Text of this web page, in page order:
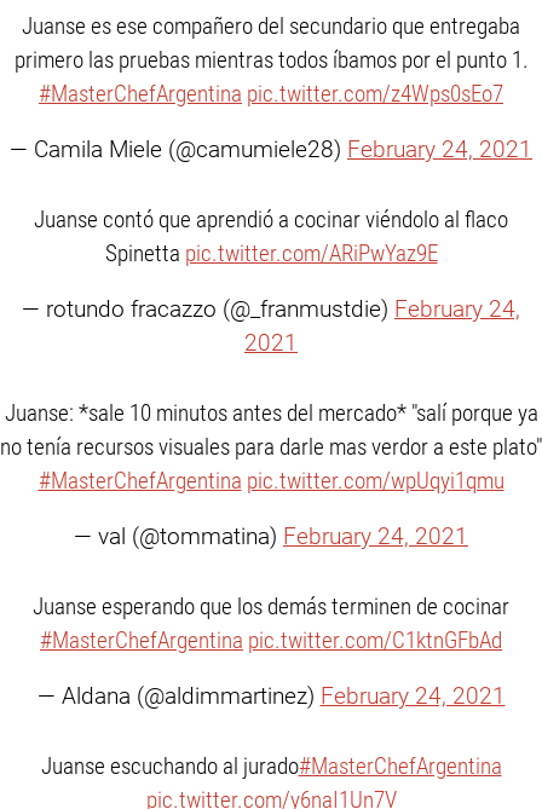
Juanse es ese compañero del secundario que entregaba
primero las pruebas mientras todos íbamos por el punto 1.
#MasterChefArgentina pic.twitter.com/z4Wps0sEo7
— Camila Miele (@camumiele28) February 24, 2021
Juanse contó que aprendió a cocinar viéndolo al flaco
Spinetta pic.twitter.com/ARiPwYaz9E
— rotundo fracazzo (@_franmustdie) February 24,
2021
Juanse: *sale 10 minutos antes del mercado* "salí porque ya
no tenía recursos visuales para darle mas verdor a este plato"
#MasterChefArgentina pic.twitter.com/wpUqyi1qmu
— val (@tommatina) February 24, 2021
Juanse esperando que los demás terminen de cocinar
#MasterChefArgentina pic.twitter.com/C1ktnGFbAd
— Aldana (@aldimmartinez) February 24, 2021
Juanse escuchando al jurado#MasterChefArgentina
pic.twitter.com/y6naI1Un7V